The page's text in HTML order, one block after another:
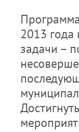
2013
задачи –